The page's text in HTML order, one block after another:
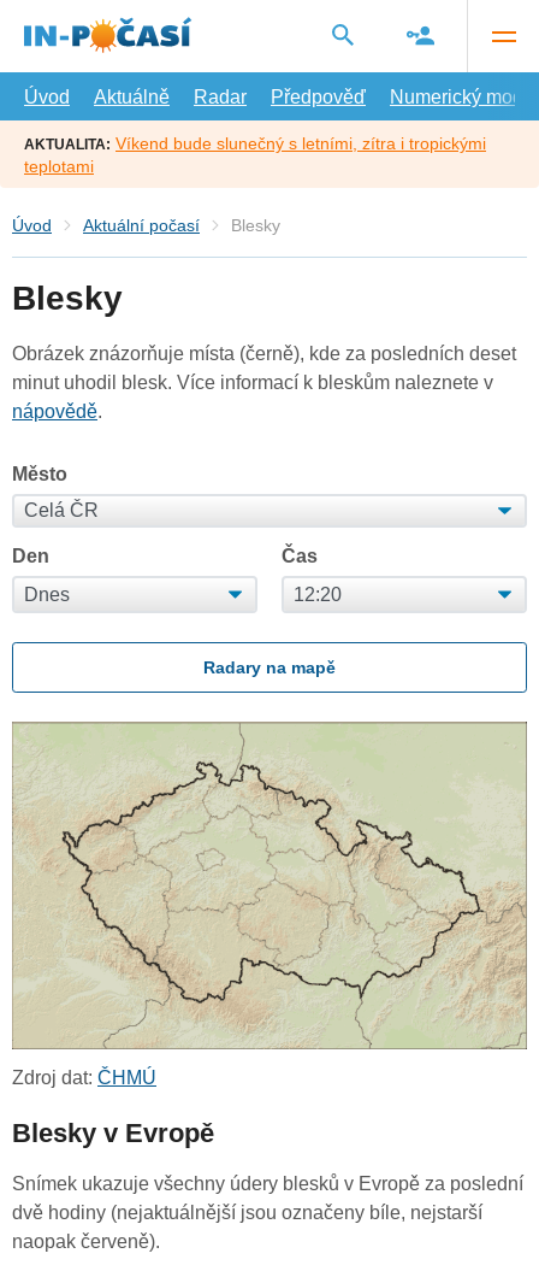
hlavní
Úvod
Aktuálně Radar Předpověď Numerický model
AKTUALITA: Víkend bude slunečný s letními, zítra i tropickými
teplotami
Úvod Aktuální počasí Blesky
Blesky
Obrázek znázorňuje místa (černě), kde za posledních deset
minut uhodil blesk. Více informací k bleskům naleznete v
nápovědě.
Město
Den Čas
Radary na mapě
Zdroj dat: ČHMÚ
Blesky v Evropě
Snímek ukazuje všechny údery blesků v Evropě za poslední
dvě hodiny (nejaktuálnější jsou označeny bíle, nejstarší
naopak červeně).